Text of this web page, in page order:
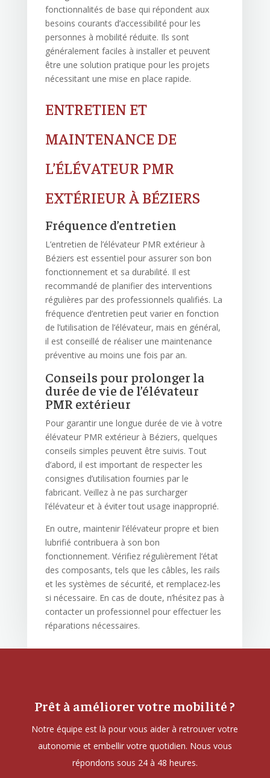
fonctionnalités de base qui répondent aux
besoins courants d’accessibilité pour les
personnes à mobilité réduite. Ils sont
généralement faciles à installer et peuvent
être une solution pratique pour les projets
nécessitant une mise en place rapide.
ENTRETIEN ET
MAINTENANCE DE
L’ÉLÉVATEUR PMR
EXTÉRIEUR À BÉZIERS
Fréquence d’entretien
L’entretien de l’élévateur PMR extérieur à
Béziers est essentiel pour assurer son bon
fonctionnement et sa durabilité. Il est
recommandé de planifier des interventions
régulières par des professionnels qualifiés. La
fréquence d’entretien peut varier en fonction
de l’utilisation de l’élévateur, mais en général,
il est conseillé de réaliser une maintenance
préventive au moins une fois par an.
Conseils pour prolonger la
durée de vie de l’élévateur
PMR extérieur
Pour garantir une longue durée de vie à votre
élévateur PMR extérieur à Béziers, quelques
conseils simples peuvent être suivis. Tout
d’abord, il est important de respecter les
consignes d’utilisation fournies par le
fabricant. Veillez à ne pas surcharger
l’élévateur et à éviter tout usage inapproprié.
En outre, maintenir l’élévateur propre et bien
lubrifié contribuera à son bon
fonctionnement. Vérifiez régulièrement l’état
des composants, tels que les câbles, les rails
et les systèmes de sécurité, et remplacez-les
si nécessaire. En cas de doute, n’hésitez pas à
contacter un professionnel pour effectuer les
réparations nécessaires.
Prêt à améliorer votre mobilité ?
Notre équipe est là pour vous aider à retrouver votre
autonomie et embellir votre quotidien. Nous vous
répondons sous 24 à 48 heures.